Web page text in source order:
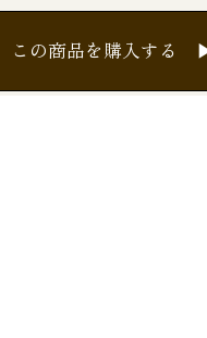
この商品を購入する